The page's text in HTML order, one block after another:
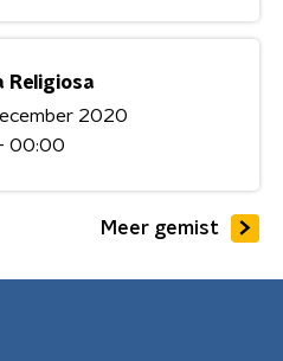
Religiosa
2020
00:00
Meer gemist